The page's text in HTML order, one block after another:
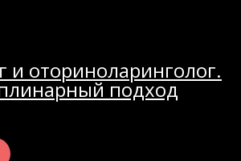
и оториноларинголог.
подход